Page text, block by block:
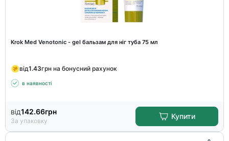
Krok Med Venotonic - gel бальзам для ніг туба 75 мл
від1.43грн на бонусний рахунок
в наявності
від142.66грн
За упаковку
Купити